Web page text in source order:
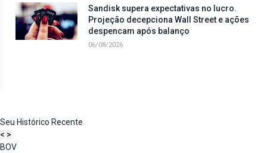
Sandisk supera expectativas no lucro.
Projeção decepciona Wall Street e ações
despencam após balanço
06/08/2026
Seu Histórico Recente
< >
BOV